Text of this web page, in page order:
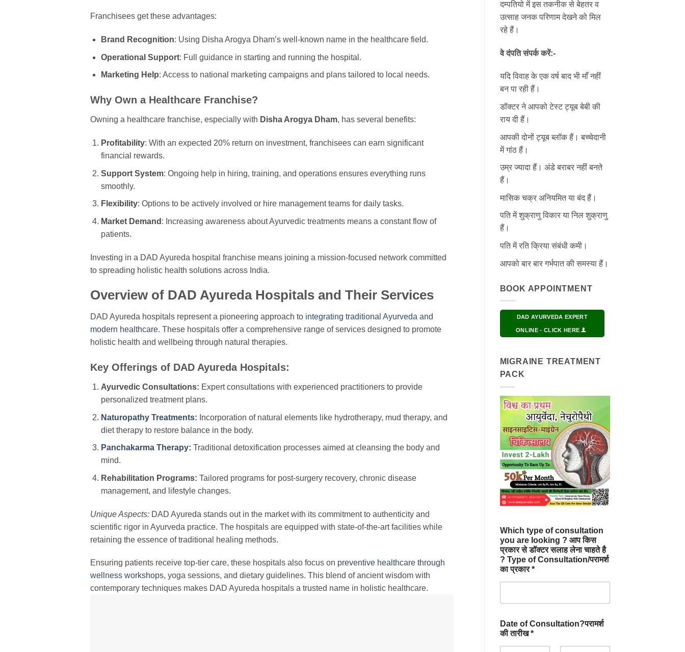
Franchisees get these advantages:
Brand Recognition: Using Disha Arogya Dham’s well-known name in the healthcare field.
Operational Support: Full guidance in starting and running the hospital.
Marketing Help: Access to national marketing campaigns and plans tailored to local needs.
Why Own a Healthcare Franchise?
Owning a healthcare franchise, especially with Disha Arogya Dham, has several benefits:
Profitability: With an expected 20% return on investment, franchisees can earn significant
financial rewards.
Support System: Ongoing help in hiring, training, and operations ensures everything runs
smoothly.
Flexibility: Options to be actively involved or hire management teams for daily tasks.
Market Demand : Increasing awareness about Ayurvedic treatments means a constant flow of
patients.
Investing in a DAD Ayureda hospital franchise means joining a mission-focused network committed
to spreading holistic health solutions across India.
Overview of DAD Ayureda Hospitals and Their Services
DAD Ayureda hospitals represent a pioneering approach to integrating traditional Ayurveda and
modern healthcare. These hospitals offer a comprehensive range of services designed to promote
holistic health and wellbeing through natural therapies.
Key Offerings of DAD Ayureda Hospitals:
Ayurvedic Consultations: Expert consultations with experienced practitioners to provide
personalized treatment plans.
Naturopathy Treatments: Incorporation of natural elements like hydrotherapy, mud therapy, and
diet therapy to restore balance in the body.
Panchakarma Therapy: Traditional detoxification processes aimed at cleansing the body and
mind.
Rehabilitation Programs: Tailored programs for post-surgery recovery, chronic disease
management, and lifestyle changes.
Unique Aspects: DAD Ayureda stands out in the market with its commitment to authenticity and
scientific rigor in Ayurveda practice. The hospitals are equipped with state-of-the-art facilities while
retaining the essence of traditional healing methods.
Ensuring patients receive top-tier care, these hospitals also focus on preventive healthcare through
wellness workshops, yoga sessions, and dietary guidelines. This blend of ancient wisdom with
contemporary techniques makes DAD Ayureda hospitals a trusted name in holistic healthcare.
दम्पतियो में इस तकनीक से बेहतर व
उत्साह जनक परिणाम देखने को मिल
रहे हैं।
वे दंपति संपर्क करें:-
यदि विवाह के एक वर्ष बाद भी माँ नहीं
बन पा रही हैं।
डॉक्टर ने आपको टेस्ट ट्यूब बेबी की
राय दी हैं।
आपकी दोनों ट्यूब ब्लॉक हैं। बच्चेदानी
में गांठ हैं।
उम्र ज्यादा हैं। अंडे बराबर नहीं बनते
हैं।
मासिक चक्र अनियमित या बंद हैं।
पति में शुक्राणु विकार या निल शुक्राणु
हैं।
पति में रति क्रिया संबंधी कमी।
आपको बार बार गर्भपात की समस्या हैं।
BOOK APPOINTMENT
DAD AYURVEDA EXPERT
ONLINE - CLICK HERE
MIGRAINE TREATMENT
PACK
Which type of consultation
you are looking ? आप किस
प्रकार से डॉक्टर सलाह लेना चाहते है
? Type of Consultation/परामर्श
का प्रकार *
Date of Consultation?परामर्श
की तारीख *